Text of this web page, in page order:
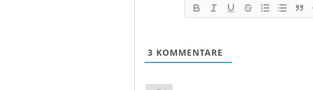
3 KOMMENTARE